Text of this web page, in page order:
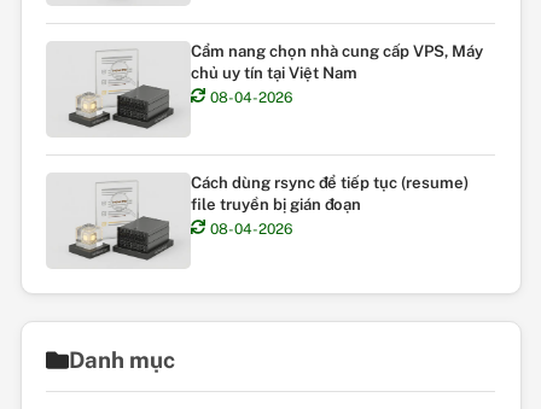
Danh mục
Cẩm nang chọn nhà cung cấp VPS, Máy
chủ uy tín tại Việt Nam
08-04-2026
Cách dùng rsync để tiếp tục (resume)
file truyền bị gián đoạn
08-04-2026